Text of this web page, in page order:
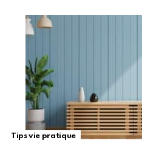
Tips vie pratique